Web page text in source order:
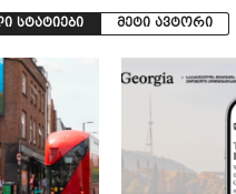
სტატიები მეტი ავტორი